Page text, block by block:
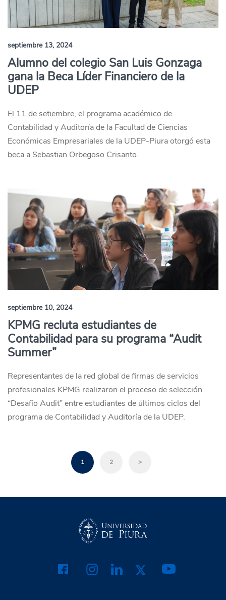
septiembre 13, 2024
Alumno del colegio San Luis Gonzaga
gana la Beca Líder Financiero de la
UDEP
El 11 de setiembre, el programa académico de
Contabilidad y Auditoría de la Facultad de Ciencias
Económicas Empresariales de la UDEP-Piura otorgó esta
beca a Sebastian Orbegoso Crisanto.
septiembre 10, 2024
KPMG recluta estudiantes de
Contabilidad para su programa “Audit
Summer”
Representantes de la red global de firmas de servicios
profesionales KPMG realizaron el proceso de selección
“Desafío Audit” entre estudiantes de últimos ciclos del
programa de Contabilidad y Auditoría de la UDEP.
1 2 >